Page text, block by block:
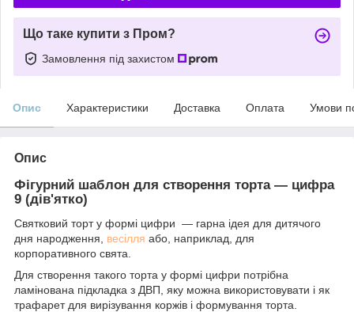
Що таке купити з Пром?
Замовлення під захистом
Опис Характеристики Доставка Оплата Умови
Опис
Фігурний шаблон для створення торта — цифра
9 (дів'ятко)
Святковий торт у формі цифри — гарна ідея для дитячого
дня народження, весілля або, наприклад, для
корпоративного свята.
Для створення такого торта у формі цифри потрібна
ламінована підкладка з ДВП, яку можна використовувати і як
трафарет для вирізування коржів і формування торта.